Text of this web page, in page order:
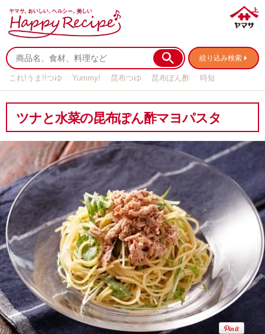
絞り込み検索
これ!うま!!つゆ Yummy! 昆布つゆ 昆布ぽん酢
時短
ツナと水菜の昆布ぽん酢マヨパスタ